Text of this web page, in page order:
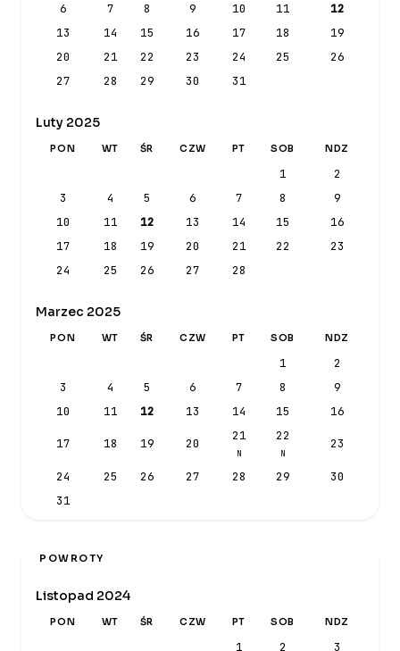
6
7 8 9 10 11
12
13
14 15 16 17 18
19
20
21 22 23 24 25
26
27
28 29 30 31
Luty 2025
PON WT ŚR CZW PT SOB NDZ
1
2
3
4 5 6 7 8
9
10
11 12 13 14 15
16
17
18 19 20 21 22
23
24
25 26 27 28
Marzec 2025
PON WT ŚR CZW PT SOB NDZ
1
2
3
4 5 6 7 8
9
10
11 12 13 14 15 16
17 18 19 20
21
N
22
N
23
24 25 26 27 28 29
30
31
POWROTY
Listopad 2024
PON WT ŚR CZW PT SOB NDZ
1 2 3